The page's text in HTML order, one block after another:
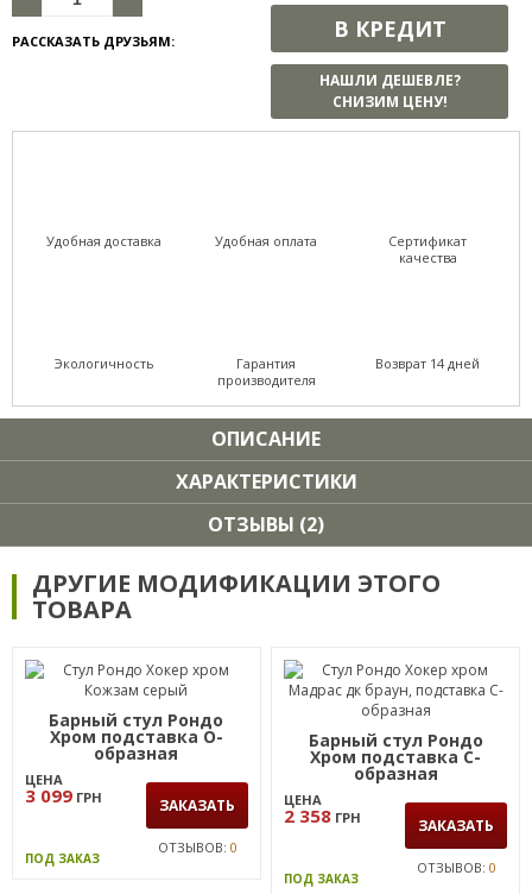
РАССКАЗАТЬ ДРУЗЬЯМ: В КРЕДИТ
НАШЛИ ДЕШЕВЛЕ?
СНИЗИМ ЦЕНУ!
Удобная доставка Удобная оплата
Сертификат
качества
Экологичность
Гарантия
производителя
Возврат 14 дней
ОПИСАНИЕ
ХАРАКТЕРИСТИКИ
ОТЗЫВЫ (2)
ДРУГИЕ МОДИФИКАЦИИ ЭТОГО
ТОВАРА
Барный стул Рондо
Хром подставка О-
образная
ЦЕНА
3 099 ГРН ЗАКАЗАТЬ
ПОД ЗАКАЗ
ОТЗЫВОВ: 0
Барный стул Рондо
Хром подставка С-
образная
ЦЕНА
2 358 ГРН ЗАКАЗАТЬ
ПОД ЗАКАЗ
ОТЗЫВОВ: 0